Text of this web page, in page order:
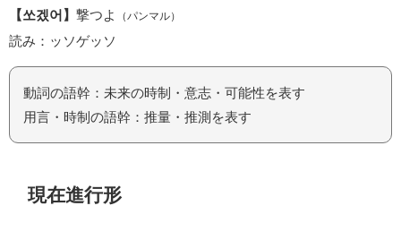
【쏘겠어】 撃つよ （パンマル）
読み：ッソゲッソ
動詞の語幹：未来の時制・意志・可能性を表す
用言・時制の語幹：推量・推測を表す
現在進行形